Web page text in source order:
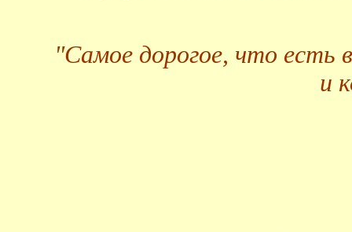
"Самое дорогое, что есть
и